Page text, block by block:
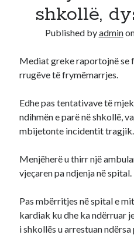
Recent Comments
shkollë,
Published byadmin
Mediat greke raportojnë se
rrugëve të frymëmarrjes.
Edhe pas tentativave të
ndihmën e parë në shkollë,
mbijetonte incidentit tragjik.
Menjëherë u thirr një
vjeçaren pa ndjenja në spital.
Pas mbërritjes në spital e
kardiak ku dhe ka ndërruar
i shkollës u arrestuan